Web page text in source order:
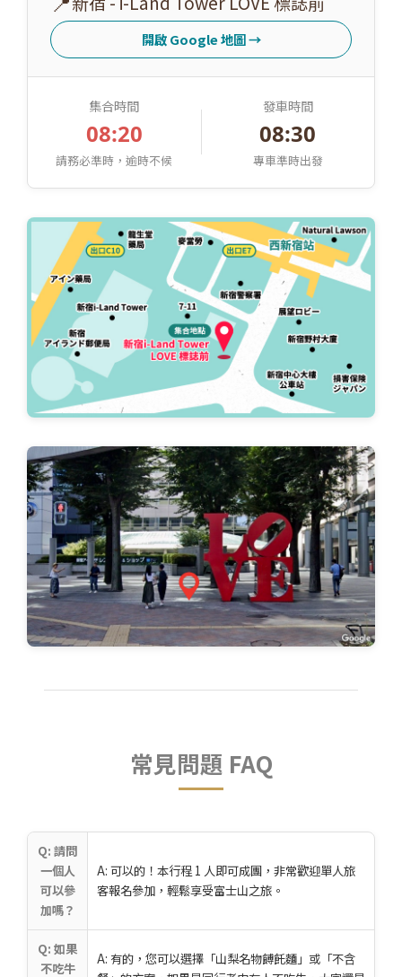
開啟 Google 地圖→
集合時間
08:20
請務必準時，逾時不候
發車時間
08:30
專車準時出發
常見問題 FAQ
Q: 請問
一個人
可以參
加嗎？
A: 可以的！本行程 1 人即可成團，非常歡迎單人旅
客報名參加，輕鬆享受富士山之旅。
Q: 如果
不吃牛
A: 有的，您可以選擇「山梨名物餺飥麵」或「不含